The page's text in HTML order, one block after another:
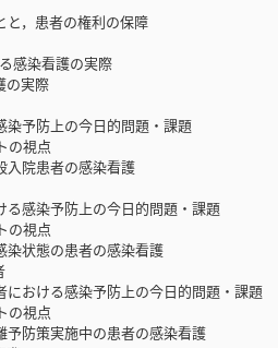
，患者の権利の保障
感染看護の実際
実際
予防上の今日的問題・課題
の視点
院患者の感染看護
感染予防上の今日的問題・課題
の視点
状態の患者の感染看護
おける感染予防上の今日的問題・課題
の視点
防策実施中の患者の感染看護